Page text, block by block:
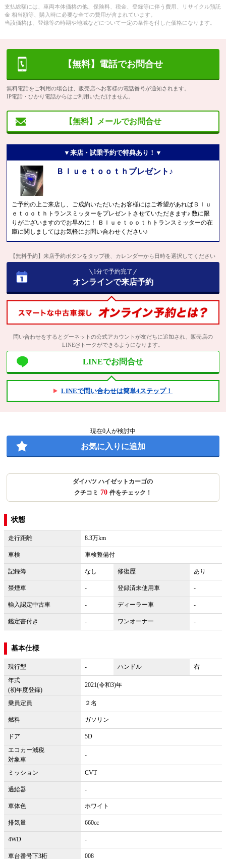
支払総額には、車両本体価格の他、保険料、税金、登録等に伴う費用、リサイクル預託
金 相当額等、購入時に必要な全ての費用が含まれています。
当該価格は、登録等の時期や地域などについて一定の条件を付した価格になります。
【無料】電話でお問合せ
無料電話をご利用の場合は、販売店へお客様の電話番号が通知されます。
IP電話・ひかり電話からはご利用いただけません。
【無料】メールでお問合せ
▼来店・試乗予約で特典あり！▼
Ｂｌｕｅｔｏｏｔｈプレゼント♪
ご予約の上ご来店し、ご成約いただいたお客様にはご希望があればＢｌｕ
ｅｔｏｏｔｈトランスミッターをプレゼントさせていただきます♪ 数に限
りがございますのでお早めに！ Ｂｌｕｅｔｏｏｔｈトランスミッターの在
庫に関しましてはお気軽にお問い合わせください♪
【無料予約】来店予約ボタンをタップ後、カレンダーから日時を選択してください
1分で予約完了
オンラインで来店予約
問い合わせをするとグーネットの公式アカウントが友だちに追加され、販売店の
LINE@トークができるようになります。
LINEでお問合せ
LINEで問い合わせは簡単4ステップ！
現在0人が検討中
お気に入りに追加
ダイハツ ハイゼットカーゴの
クチコミ 70 件をチェック！
状態
走行距離 8.3万km
車検 車検整備付
記録簿 なし 修復歴 あり
禁煙車 - 登録済未使用車 -
輸入認定中古車 - ディーラー車 -
鑑定書付き - ワンオーナー -
基本仕様
現行型 - ハンドル
右
年式
(初年度登録)
2021(令和3)年
乗員定員 ２名
燃料 ガソリン
ドア
5D
エコカー減税
対象車
-
ミッション CVT
過給器 -
車体色 ホワイト
排気量 660cc
4WD -
車台番号下3桁 008